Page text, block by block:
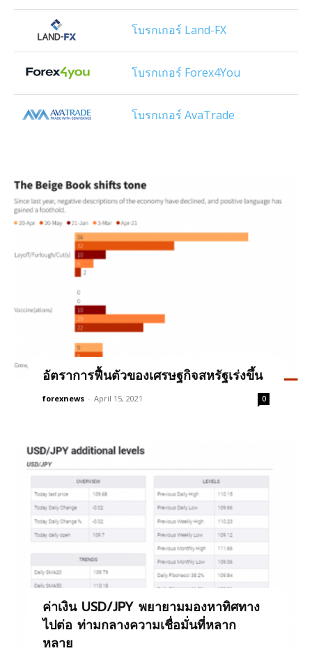
โบรกเกอร์ Land-FX
โบรกเกอร์ Forex4You
โบรกเกอร์ AvaTrade
อัตราการฟื้นตัวของเศรษฐกิจสหรัฐเร่งขึ้น
forexnews - April 15, 2021 0
ค่าเงิน USD/JPY พยายามมองหาทิศทาง
ไปต่อ ท่ามกลางความเชื่อมั่นที่หลาก
หลาย